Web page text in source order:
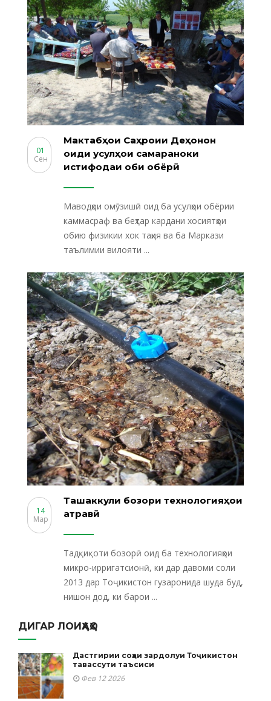
Мактабҳои Саҳроии Деҳқонон
оиди усулҳои самараноки
истифодаи оби обёрӣ
01
Сен
Маводҳои омӯзишӣ оид ба усулҳои обёрии
каммасраф ва беҳтар кардани хосиятҳои
обию физикии хок таҳия ва ба Маркази
таълимии вилояти ...
Ташаккули бозори технологияҳои
қатравӣ
14
Мар
Тадқиқоти бозорӣ оид ба технологияҳои
микро-ирригатсионӣ, ки дар давоми соли
2013 дар Тоҷикистон гузаронида шуда буд,
нишон дод, ки барои ...
ДИГАР ЛОИҲАҲО
Дастгирии соҳаи зардолуи Тоҷикистон
тавассути таъсиси
Фев 12 2026